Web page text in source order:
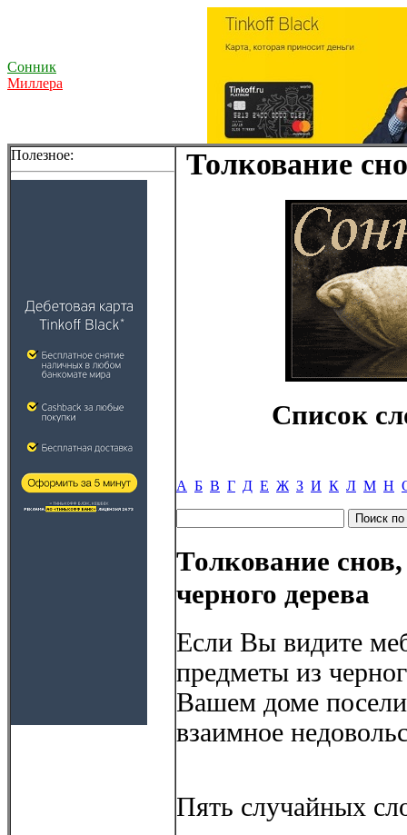
Сонник
Миллера
Полезное: Толкование
Список
А Б В Г Д Е Ж З И К Л М Н
Толкование
черного дерева
Если Вы видите
предметы из
Вашем доме
взаимное
Пять случайных